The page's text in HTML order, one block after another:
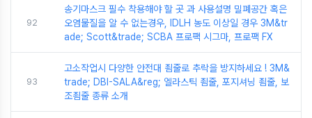
92
송기마스크 필수 착용해야 할 곳 과 사용설명 밀폐공간 혹은
오염물질을 알 수 없는경우, IDLH 농도 이상일 경우 3M&tr
ade; Scott&trade; SCBA 프로팩 시그마, 프로팩 FX
93
고소작업시 다양한 안전대 죔줄로 추락을 방지하세요 ! 3M&
trade; DBI-SALA&reg; 엘라스틱 죔줄, 포지셔닝 죔줄, 보
조죔줄 종류 소개